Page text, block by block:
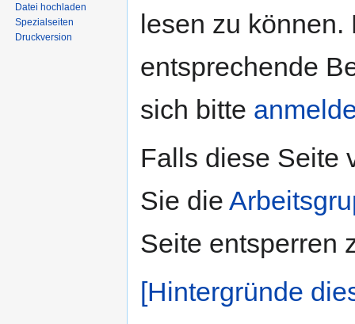
lesen zu
entsprechende
sich bitte
Falls diese Seite
Sie die
Seite entsperren
[Hintergründe
Datei hochladen
Spezialseiten
Druckversion